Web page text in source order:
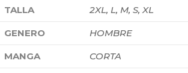
TALLA 2XL, L, M, S, XL
GENERO HOMBRE
MANGA CORTA